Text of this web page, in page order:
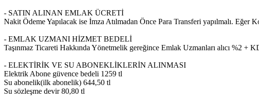
- SATIN ALINAN EMLAK ÜCRETİ
Nakit Ödeme Yapılacak ise İmza Atılmadan Önce Para Transferi yapılmalı. Eğer
- EMLAK UZMANI HİZMET BEDELİ
Taşınmaz Ticareti Hakkında Yönetmelik gereğince Emlak Uzmanları alıcı %2 +
- ELEKTİRİK VE SU ABONEKLİKLERİN ALINMASI
Elektrik Abone güvence bedeli 1259 tl
Su abonelik(ilk abonelik) 644,50 tl
Su sözleşme devir 80,80 tl